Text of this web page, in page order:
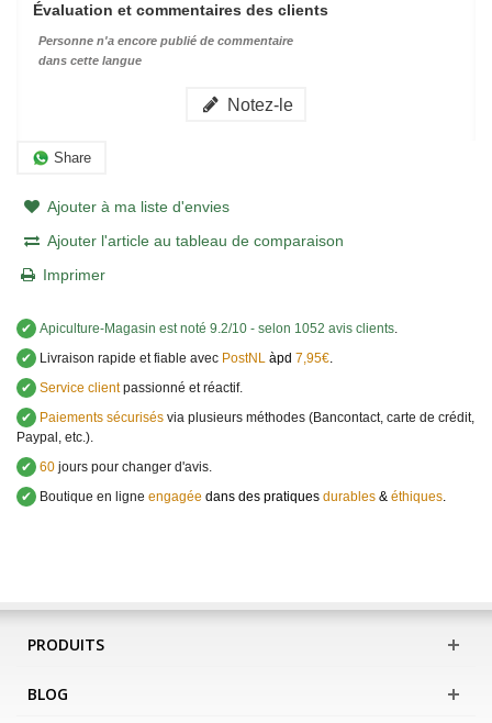
Évaluation et commentaires des clients
Personne n'a encore publié de commentaire
dans cette langue
Notez-le
Share
Ajouter à ma liste d'envies
Ajouter l'article au tableau de comparaison
Imprimer
✔ Apiculture-Magasin est noté 9.2/10 - selon 1052 avis clients.
✔
Livraison rapide et fiable avec PostNL àpd 7,95€.
✔ Service clientpassionné et réactif.
✔
Paiements sécurisés via plusieurs méthodes (Bancontact, carte de crédit,
Paypal, etc.).
✔ 60 jours pour changer d'avis.
✔
Boutique en ligne engagée dans des pratiques durables & éthiques.
PRODUITS
BLOG